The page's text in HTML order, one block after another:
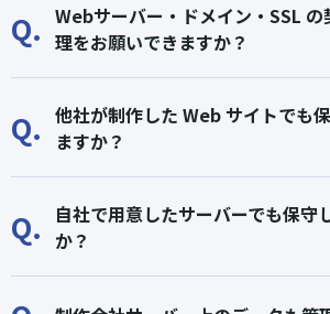
Q. Webサーバー・ドメイン・SSL
理をお願いできますか？
Q. 他社が制作した Web サイトでも
ますか？
Q.
自社で用意したサーバーでも保守
か？